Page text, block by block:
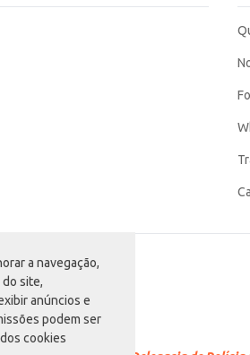
a navegação,
site,
anúncios e
podem ser
cookies